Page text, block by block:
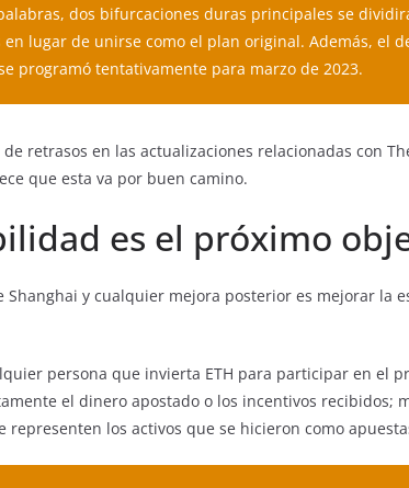
dos bifurcaciones duras principales se
lugar de unirse como el plan original. Además, el
programó tentativamente para marzo de 2023.
retrasos en las actualizaciones relacionadas con
que esta va por buen camino.
es el próximo
Shanghai y cualquier mejora posterior es mejorar la
persona que invierta ETH para participar en el
el dinero apostado o los incentivos recibidos;
representen los activos que se hicieron como